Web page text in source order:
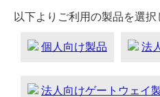
以下よりご利用の製品を選
個人向け製品 法
法人向けゲートウェイ